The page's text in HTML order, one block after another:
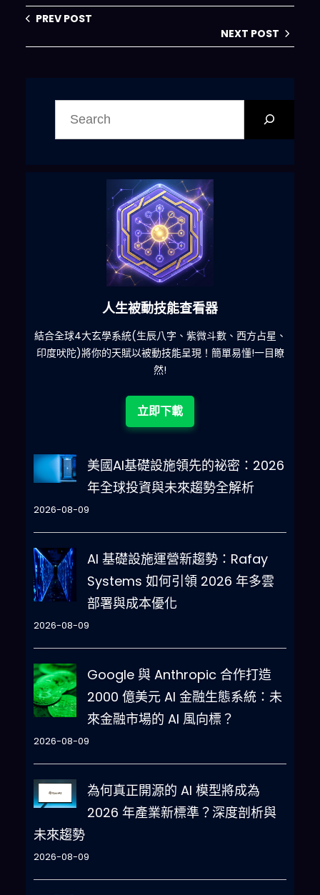
PREV POST
NEXT POST
六合彩發達神器
減少超過500萬個低概率中獎組合，提高中獎率
立即下載
美國AI基礎設施領先的祕密：2026
年全球投資與未來趨勢全解析
2026-08-09
AI 基礎設施運營新趨勢：Rafay
Systems 如何引領 2026 年多雲
部署與成本優化
2026-08-09
Google 與 Anthropic 合作打造
2000 億美元 AI 金融生態系統：未
來金融市場的 AI 風向標？
2026-08-09
為何真正開源的 AI 模型將成為
2026 年產業新標準？深度剖析與
未來趨勢
2026-08-09